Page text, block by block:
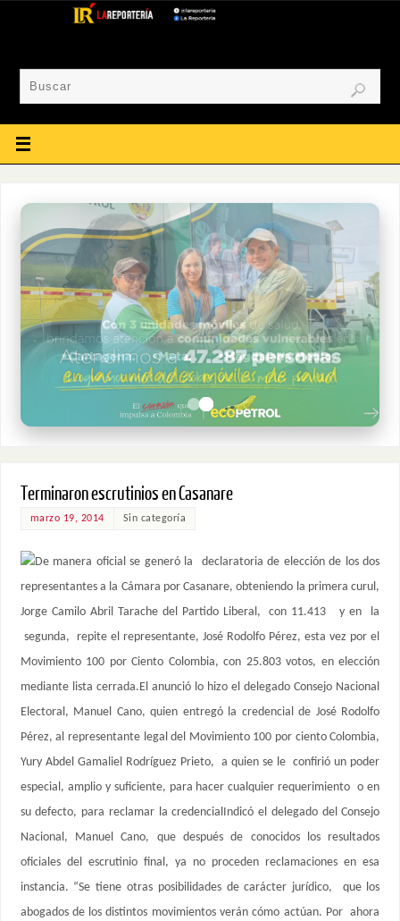
Terminaron escrutinios en Casanare
marzo 19, 2014 Sin categoría
De manera oficial se generó la declaratoria de elección de los dos
representantes a la Cámara por Casanare, obteniendo la primera curul,
Jorge Camilo Abril Tarache del Partido Liberal, con 11.413 y en la
segunda, repite el representante, José Rodolfo Pérez, esta vez por el
Movimiento 100 por Ciento Colombia, con 25.803 votos, en elección
mediante lista cerrada.El anunció lo hizo el delegado Consejo Nacional
Electoral, Manuel Cano, quien entregó la credencial de José Rodolfo
Pérez, al representante legal del Movimiento 100 por ciento Colombia,
Yury Abdel Gamaliel Rodríguez Prieto, a quien se le confirió un poder
especial, amplio y suficiente, para hacer cualquier requerimiento o en
su defecto, para reclamar la credencialIndicó el delegado del Consejo
Nacional, Manuel Cano, que después de conocidos los resultados
oficiales del escrutinio final, ya no proceden reclamaciones en esa
instancia. “Se tiene otras posibilidades de carácter jurídico, que los
abogados de los distintos movimientos verán cómo actúan. Por ahora